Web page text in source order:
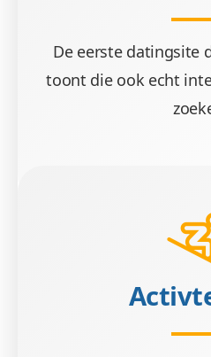
De eerste datingsite
toont die ook echt